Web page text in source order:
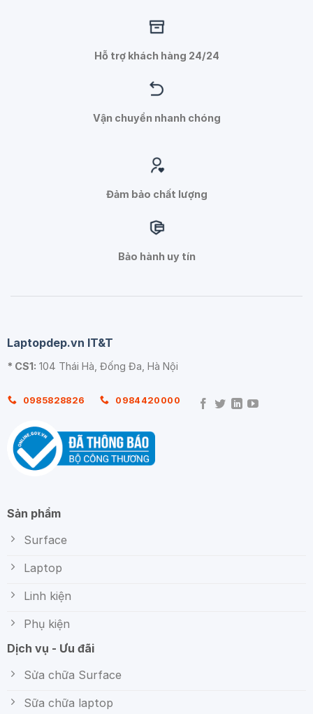
Hỗ trợ khách hàng 24/24
Vận chuyển nhanh chóng
Đảm bảo chất lượng
Bảo hành uy tín
Laptopdep.vn IT&T
* CS1: 104 Thái Hà, Đống Đa, Hà Nội
0985828826 0984420000
Sản phẩm
Surface
Laptop
Linh kiện
Phụ kiện
Dịch vụ - Ưu đãi
Sửa chữa Surface
Sữa chữa laptop